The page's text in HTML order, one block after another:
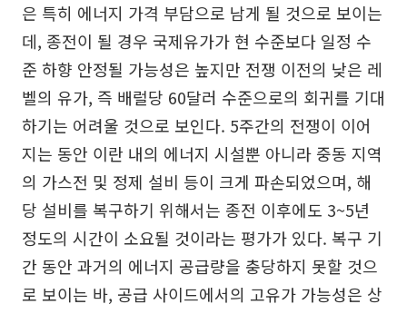
은 특히 에너지 가격 부담으로 남게 될 것으로 보이는
데, 종전이 될 경우 국제유가가 현 수준보다 일정 수
준 하향 안정될 가능성은 높지만 전쟁 이전의 낮은 레
벨의 유가, 즉 배럴당 60달러 수준으로의 회귀를 기대
하기는 어려울 것으로 보인다. 5주간의 전쟁이 이어
지는 동안 이란 내의 에너지 시설뿐 아니라 중동 지역
의 가스전 및 정제 설비 등이 크게 파손되었으며, 해
당 설비를 복구하기 위해서는 종전 이후에도 3~5년
정도의 시간이 소요될 것이라는 평가가 있다. 복구 기
간 동안 과거의 에너지 공급량을 충당하지 못할 것으
로 보이는 바, 공급 사이드에서의 고유가 가능성은 상